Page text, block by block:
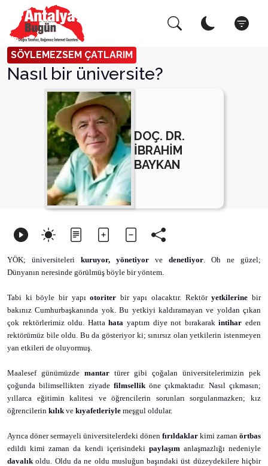
SÖYLEMEZSEM ÇATLARIM
Nasıl bir üniversite?
DOÇ. DR.
İBRAHİM
BAYKAN
YÖK; üniversiteleri kuruyor, yönetiyor ve denetliyor. Oh ne güzel;
Dünyanın neresinde görülmüş böyle bir yöntem.
Tabi ki böyle bir yapıotoriter bir yapı olacaktır. Rektöryetkilerine bir
bakınız Cumhurbaşkanında yok. Bu yetkiyi kaldıramayan ve yoldan çıkan
çok rektörlerimiz oldu. Hattahata yaptım diye not bırakarakintihar eden
rektörümüz bile oldu. Bu da gösteriyor ki; sınırsız olan yetkilerin istenmeyen
yan etkileri de oluyormuş.
Maalesef günümüzde mantar türer gibi çoğalan üniversitelerimizin pek
çoğunda bilimsellikten ziyade filmselliköne çıkmaktadır. Nasıl çıkmasın;
yıllarca eğitimin kalitesi ve öğrencilerin sorunları sorgulanmazken; kız
öğrencilerin kılıkve kıyafetleriyle meşgul oldular.
Ayrıca döner sermayeli üniversitelerdeki dönen fırıldaklar kimi zaman örtbas
edildi kimi zaman da kendi içerisindeki paylaşımanlaşmazlığı nedeniyle
davalıkoldu. Oldu da ne oldu musluğun başındaki üst düzeydekilere hiçbir
Arama Yap! Kapat